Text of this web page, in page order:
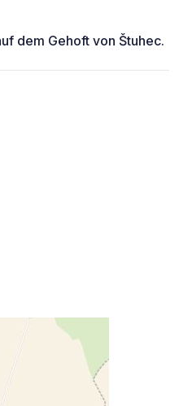
dem Gehoft von Štuhec.